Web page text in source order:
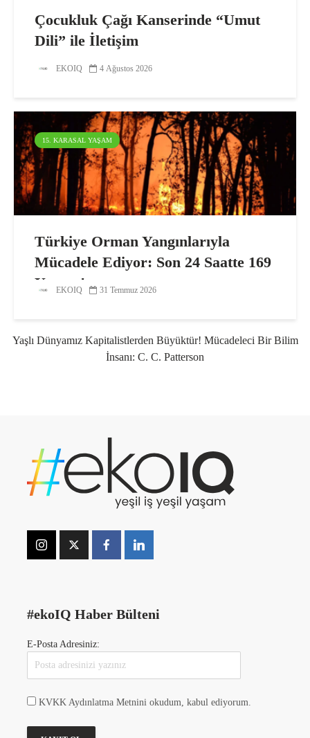
Çocukluk Çağı Kanserinde “Umut
Dili” ile İletişim
EKOIQ 4 Ağustos 2026
15. KARASAL YAŞAM
Türkiye Orman Yangınlarıyla
Mücadele Ediyor: Son 24 Saatte 169
Yangın!
EKOIQ 31 Temmuz 2026
Yaşlı Dünyamız Kapitalistlerden Büyüktür! Mücadeleci Bir Bilim
İnsanı: C. C. Patterson
#ekoIQ Haber Bülteni
E-Posta Adresiniz:
KVKK Aydınlatma Metnini okudum, kabul ediyorum.